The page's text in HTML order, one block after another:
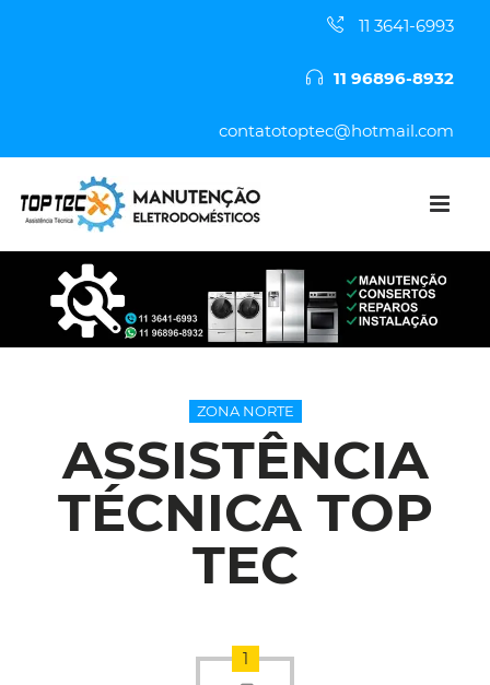
11 3641-6993
11 96896-8932
contatotoptec@hotmail.com
ZONA NORTE
ASSISTÊNCIA
TÉCNICA TOP
TEC
1